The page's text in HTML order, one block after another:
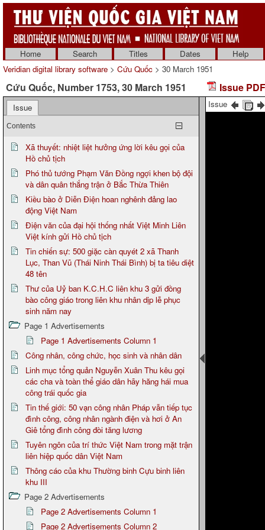
Home Search Titles Dates
Help
Veridian digital library software > Cứu Quốc > 30 March 1951
Cứu Quốc, Number 1753, 30 March 1951 Issue
Issue
Contents
Xã thuyết: nhiệt liệt hưởng ứng lời kêu gọi của
Hồ chủ tịch
Phó thủ tướng Phạm Văn Đồng ngợi khen bộ đội
và dân quân thắng trận ở Bắc Thừa Thiên
Kiều bào ở Diễn Điện hoan nghênh đảng lao
động Việt Nam
Điện văn của đại hội thống nhất Việt Minh Liên
Việt kính gửi Hồ chủ tịch
Tin chiến sự: 500 giặc càn quyét 2 xã Thanh
Lục, Than Vũ (Thái Ninh Thái Bình) bị ta tiêu diệt
48 tên
Thư của Uỷ ban K.C.H.C liên khu 3 gửi đồng
bào công giáo trong liên khu nhân dịp lễ phục
sinh năm nay
Page 1 Advertisements
Page 1 Advertisements Column 1
Công nhân, công chức, học sinh và nhân dân
Linh mục tổng quản Nguyễn Xuân Thu kêu gọi
các cha và toàn thể giáo dân hãy hăng hái mua
công trái quốc gia
Tin thế giới: 50 vạn công nhân Pháp vẫn tiếp tục
đình công, công nhân ngành điện và hơi ở An
Giê tổng đình công đòi tăng lương
Tuyên ngôn của trí thức Việt Nam trong mặt trận
liên hiệp quốc dân Việt Nam
Thông cáo của khu Thường binh Cựu binh liên
khu III
Page 2 Advertisements
Page 2 Advertisements Column 1
Page 2 Advertisements Column 2
Issue